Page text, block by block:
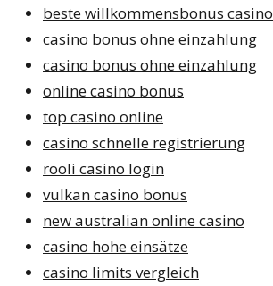
beste willkommensbonus casino
casino bonus ohne einzahlung
casino bonus ohne einzahlung
online casino bonus
top casino online
casino schnelle registrierung
rooli casino login
vulkan casino bonus
new australian online casino
casino hohe einsätze
casino limits vergleich